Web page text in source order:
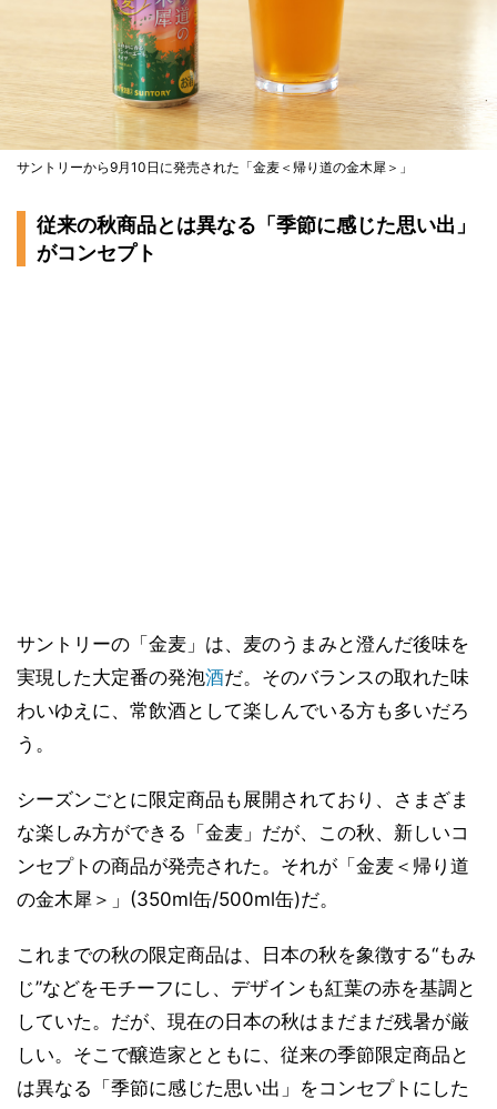
サントリーから9月10日に発売された「金麦＜帰り道の金木犀＞」
従来の秋商品とは異なる「季節に感じた思い出」
がコンセプト
サントリーの「金麦」は、麦のうまみと澄んだ後味を
実現した大定番の発泡酒だ。そのバランスの取れた味
わいゆえに、常飲酒として楽しんでいる方も多いだろ
う。
シーズンごとに限定商品も展開されており、さまざま
な楽しみ方ができる「金麦」だが、この秋、新しいコ
ンセプトの商品が発売された。それが「金麦＜帰り道
の金木犀＞」(350ml缶/500ml缶)だ。
これまでの秋の限定商品は、日本の秋を象徴する“もみ
じ”などをモチーフにし、デザインも紅葉の赤を基調と
していた。だが、現在の日本の秋はまだまだ残暑が厳
しい。そこで醸造家とともに、従来の季節限定商品と
は異なる「季節に感じた思い出」をコンセプトにした